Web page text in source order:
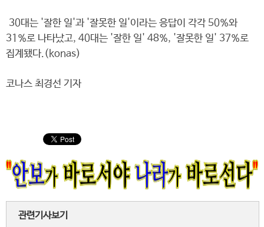
30대는 '잘한 일'과 '잘못한 일'이라는 응답이 각각 50%와
31%로 나타났고, 40대는 '잘한 일' 48%, '잘못한 일' 37%로
집계됐다.(konas)
코나스 최경선 기자
관련기사보기